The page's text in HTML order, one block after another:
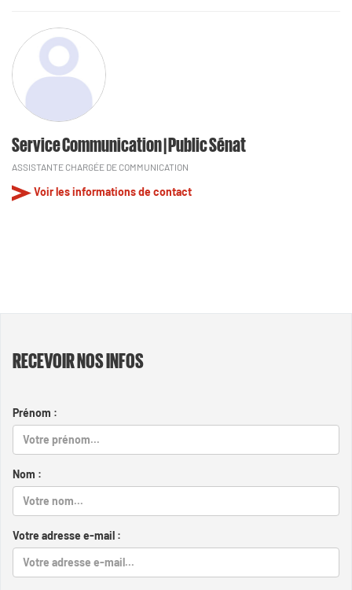
Service Communication | Public Sénat
ASSISTANTE CHARGÉE DE COMMUNICATION
Voir les informations de contact
RECEVOIR NOS INFOS
Prénom :
Nom :
Votre adresse e-mail :